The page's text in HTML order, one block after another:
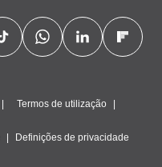
Termos de utilização
Definições de privacidade